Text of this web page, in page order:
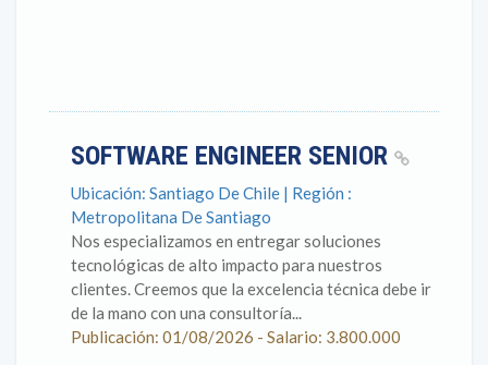
SOFTWARE ENGINEER SENIOR
Ubicación: Santiago De Chile | Región :
Metropolitana De Santiago
Nos especializamos en entregar soluciones
tecnológicas de alto impacto para nuestros
clientes. Creemos que la excelencia técnica debe ir
de la mano con una consultoría...
Publicación: 01/08/2026 - Salario: 3.800.000